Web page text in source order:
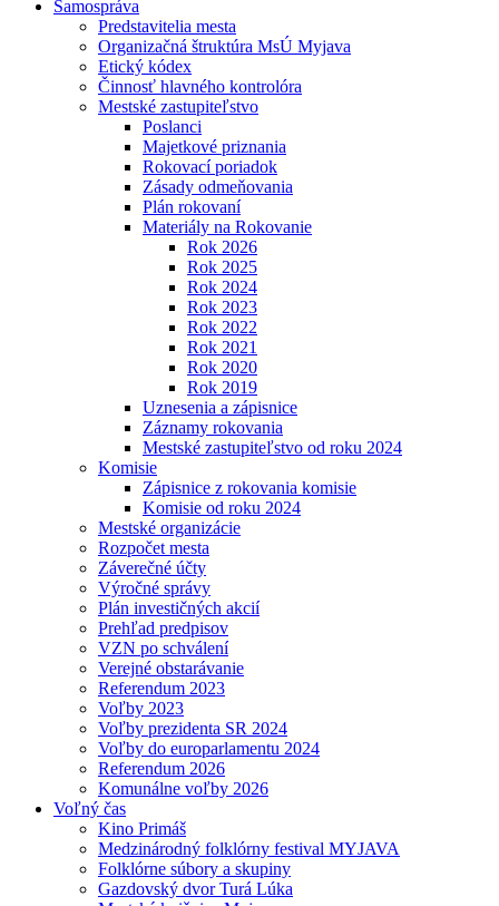
Samospráva
Predstavitelia mesta
Organizačná štruktúra MsÚ Myjava
Etický kódex
Činnosť hlavného kontrolóra
Mestské zastupiteľstvo
Poslanci
Majetkové priznania
Rokovací poriadok
Zásady odmeňovania
Plán rokovaní
Materiály na Rokovanie
Rok 2026
Rok 2025
Rok 2024
Rok 2023
Rok 2022
Rok 2021
Rok 2020
Rok 2019
Uznesenia a zápisnice
Záznamy rokovania
Mestské zastupiteľstvo od roku 2024
Komisie
Zápisnice z rokovania komisie
Komisie od roku 2024
Mestské organizácie
Rozpočet mesta
Záverečné účty
Výročné správy
Plán investičných akcií
Prehľad predpisov
VZN po schválení
Verejné obstarávanie
Referendum 2023
Voľby 2023
Voľby prezidenta SR 2024
Voľby do europarlamentu 2024
Referendum 2026
Komunálne voľby 2026
Voľný čas
Kino Primáš
Medzinárodný folklórny festival MYJAVA
Folklórne súbory a skupiny
Gazdovský dvor Turá Lúka